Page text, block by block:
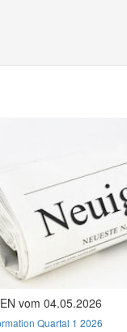
vom 04.05.2026
Quartal 1 2026